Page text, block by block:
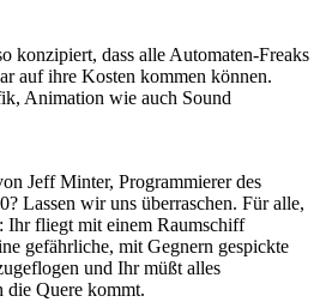
konzipiert, dass alle Automaten-Freaks
auf ihre Kosten kommen können.
Animation wie auch Sound
Jeff Minter, Programmierer des
Lassen wir uns überraschen. Für alle,
Ihr fliegt mit einem Raumschiff
gefährliche, mit Gegnern gespickte
und Ihr müßt alles
die Quere kommt.